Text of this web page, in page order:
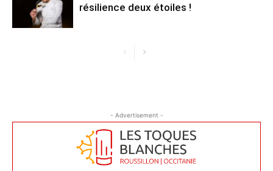
résilience deux étoiles !
- Advertisement -